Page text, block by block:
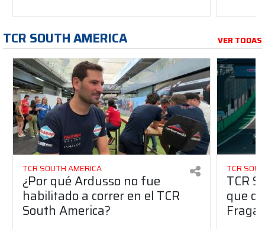
TCR SOUTH AMERICA VER TODAS
TCR SOUTH AMERICA
¿Por qué Ardusso no fue
habilitado a correr en el TCR
South America?
TCR
TCR
que
Fraga